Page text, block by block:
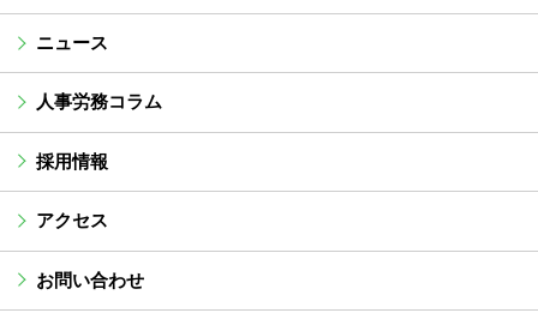
ニュース
人事労務コラム
採用情報
アクセス
お問い合わせ